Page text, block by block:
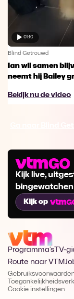
01:10
Blind Getrouwd
Ian wil samen
neemt hij Bailey
Bekijk nu de video
Kijk live,
bingewatchen
Kijk op
Programma's TV-
Route naar VTM
Cookie instellingen